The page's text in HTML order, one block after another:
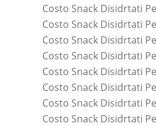
Costo Snack Disidrtati
Costo Snack Disidrtati
Costo Snack Disidrtati
Costo Snack Disidrtati
Costo Snack Disidrtati
Costo Snack Disidrtati
Costo Snack Disidrtati
Costo Snack Disidrtati